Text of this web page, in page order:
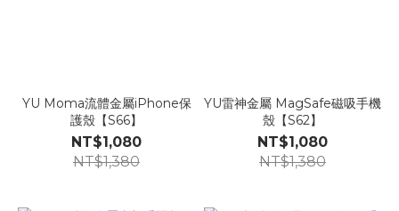
YU Moma流體金屬iPhone保
護殼【S66】
NT$1,080
NT$1,380
YU雷神金屬 MagSafe磁吸手機
殼【S62】
NT$1,080
NT$1,380